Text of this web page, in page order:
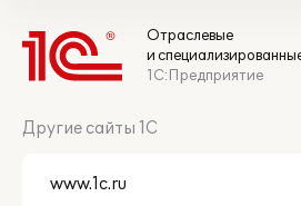
Отраслевые
и
1С:Предприятие
Другие сайты 1С